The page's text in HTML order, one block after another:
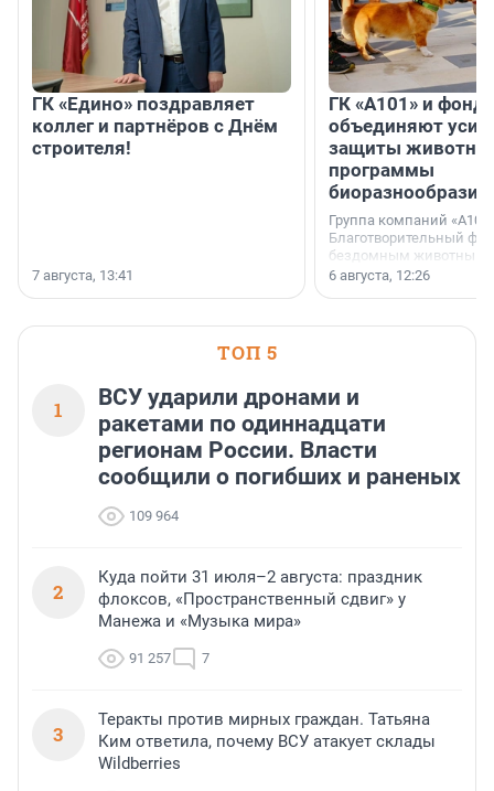
ГК «Едино» поздравляет
коллег и партнёров с Днём
строителя!
7 августа, 13:41
ГК «А101» и фонд
объединяют
защиты
программы
биоразнообразия
Группа компаний
Благотворительный
бездомным животным
заключили соглашение
6 августа, 12:26
ТОП 5
1
ВСУ ударили дронами и
ракетами по одиннадцати
регионам России. Власти
сообщили о погибших и раненых
109 964
2
Куда пойти 31 июля–2 августа: праздник
флоксов, «Пространственный сдвиг» у
Манежа и «Музыка мира»
91 257 7
3
Теракты против мирных граждан. Татьяна
Ким ответила, почему ВСУ атакует склады
Wildberries